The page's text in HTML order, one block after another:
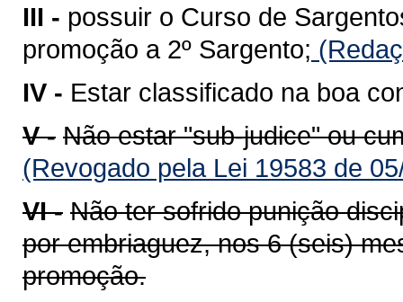
III - possuir o Curso de
promoção a 2º Sargento;
IV - Estar classificado na boa
V - Não estar "sub-judice" ou
(Revogado pela Lei 19583 de
VI - Não ter sofrido punição
por embriaguez, nos 6 (seis)
promoção.